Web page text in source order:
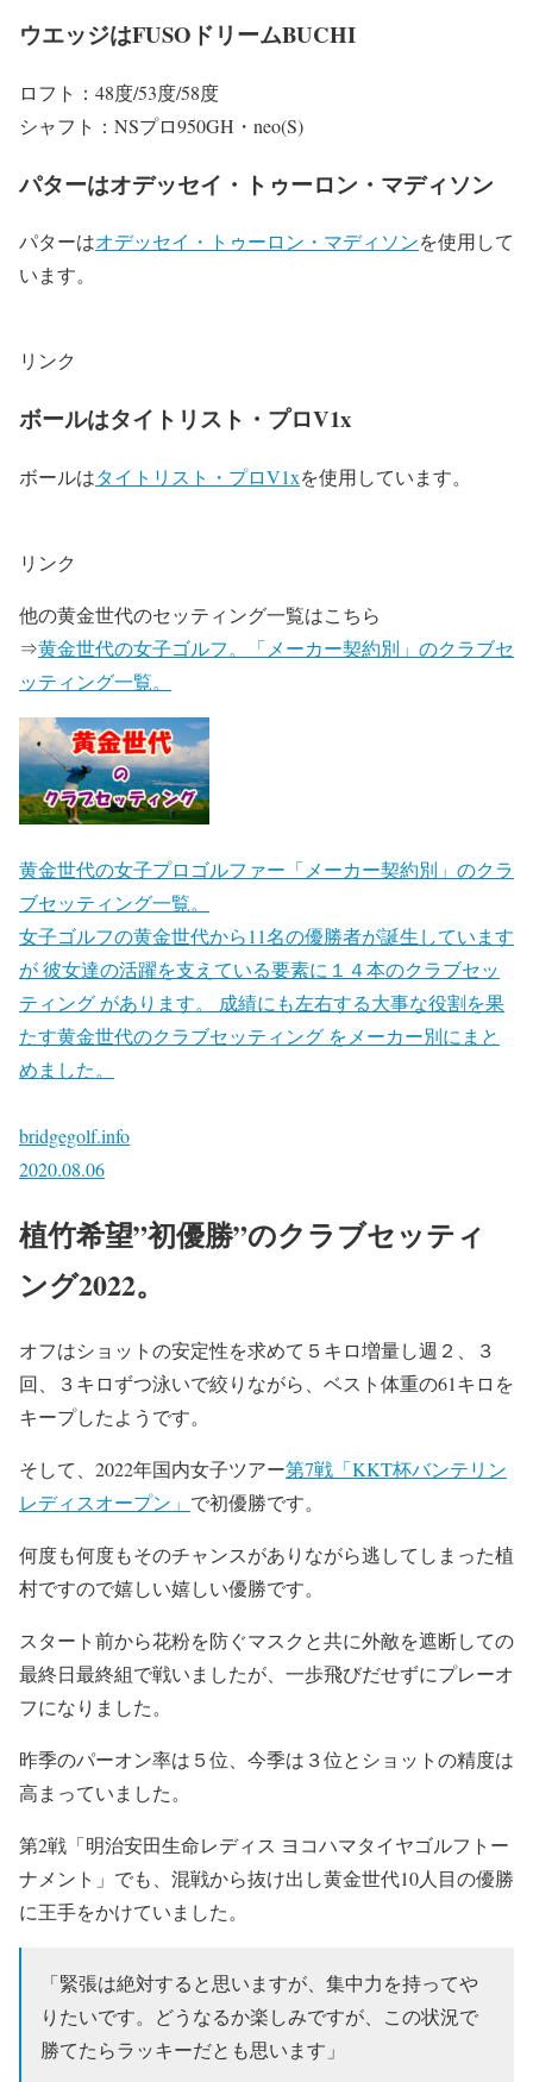
ウエッジはFUSOドリームBUCHI
ロフト：48度/53度/58度
シャフト：NSプロ950GH・neo(S)
パターはオデッセイ・トゥーロン・マディソン
パターはオデッセイ・トゥーロン・マディソンを使用して
います。
リンク
ボールはタイトリスト・プロV1x
ボールはタイトリスト・プロV1xを使用しています。
リンク
他の黄金世代のセッティング一覧はこちら
⇒黄金世代の女子ゴルフ。「メーカー契約別」のクラブセ
ッティング一覧。
黄金世代の女子プロゴルファー「メーカー契約別」のクラ
ブセッティング一覧。
女子ゴルフの黄金世代から11名の優勝者が誕生しています
が 彼女達の活躍を支えている要素に１４本のクラブセッ
ティング があります。 成績にも左右する大事な役割を果
たす黄金世代のクラブセッティング をメーカー別にまと
めました。
bridgegolf.info
2020.08.06
植竹希望”初優勝”のクラブセッティ
ング2022。
オフはショットの安定性を求めて５キロ増量し週２、３
回、３キロずつ泳いで絞りながら、ベスト体重の61キロを
キープしたようです。
そして、2022年国内女子ツアー第7戦「KKT杯バンテリン
レディスオープン」 で初優勝です。
何度も何度もそのチャンスがありながら逃してしまった植
村ですので嬉しい嬉しい優勝です。
スタート前から花粉を防ぐマスクと共に外敵を遮断しての
最終日最終組で戦いましたが、一歩飛びだせずにプレーオ
フになりました。
昨季のパーオン率は５位、今季は３位とショットの精度は
高まっていました。
第2戦「明治安田生命レディス ヨコハマタイヤゴルフトー
ナメント」でも、混戦から抜け出し黄金世代10人目の優勝
に王手をかけていました。
「緊張は絶対すると思いますが、集中力を持ってや
りたいです。どうなるか楽しみですが、この状況で
勝てたらラッキーだとも思います」